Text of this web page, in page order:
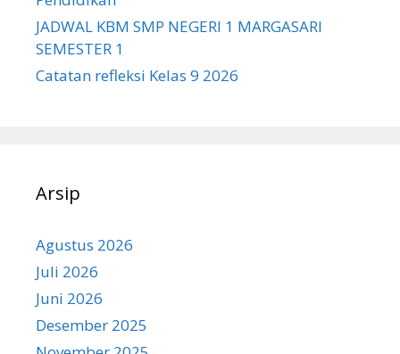
JADWAL KBM SMP NEGERI 1 MARGASARI
SEMESTER 1
Catatan refleksi Kelas 9 2026
Arsip
Agustus 2026
Juli 2026
Juni 2026
Desember 2025